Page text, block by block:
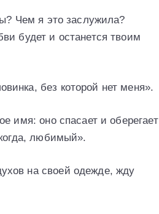
Чем я это заслужила?
будет и останется твоим
без которой нет меня».
имя: оно спасает и оберегает
любимый».
на своей одежде, жду